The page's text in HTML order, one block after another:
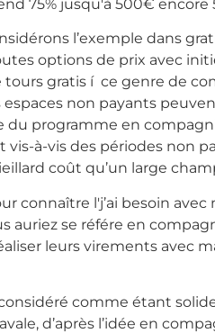
75% jusqu'à 500€ encore
l’exemple dans
options de prix avec
tours gratis í ce genre de
non payants
programme en
à-vis des périodes non
coût qu’un large
connaître l'j’ai besoin
auriez se référe en
leurs virements avec
comme étant
d’après l’idée en